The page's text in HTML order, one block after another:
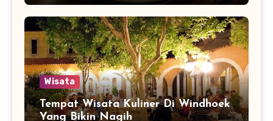
Wisata
Tempat Wisata Kuliner Di Windhoek
Yang Bikin Nagih